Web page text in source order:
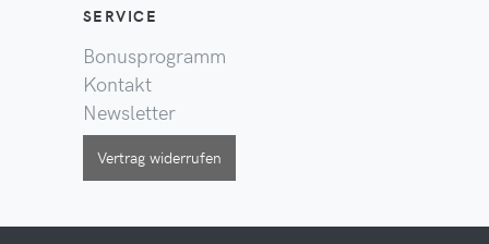
SERVICE
Bonusprogramm
Kontakt
Newsletter
Vertrag widerrufen